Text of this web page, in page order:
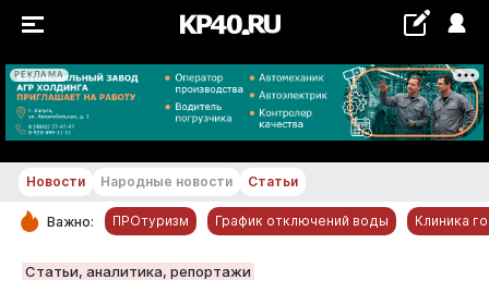
РЕКЛАМА
+28...+29 °С
РУБРИКИ
Новости Народные новости Статьи
Важно: ПРОтуризм График отключений воды Клиника
Статьи, аналитика, репортажи